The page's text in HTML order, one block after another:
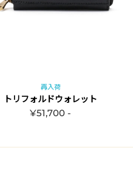
再入荷
トリフォルドウォレット
¥51,700 -